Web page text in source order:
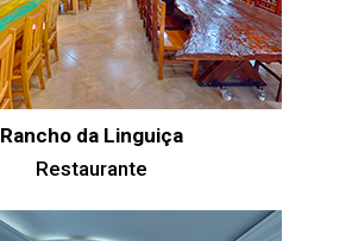
Rancho da Linguiça
Restaurante